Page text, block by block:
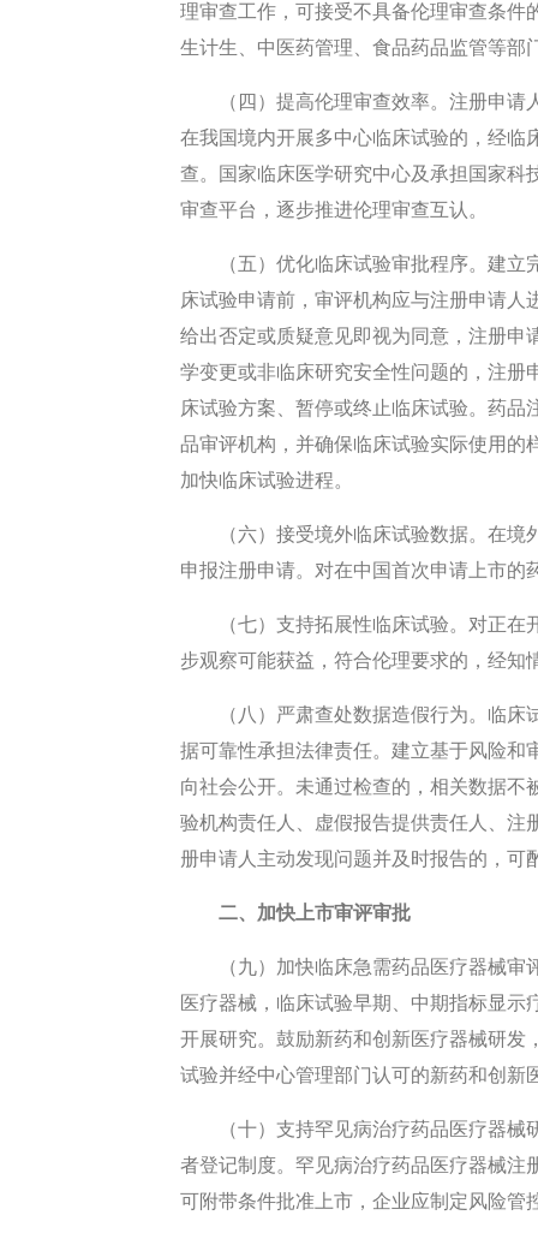
理审查工作，可接受不具备伦理审查条件
生计生、中医药管理、食品药品监管等部
（四）提高伦理审查效率。注册申
在我国境内开展多中心临床试验的，经临
查。国家临床医学研究中心及承担国家科
审查平台，逐步推进伦理审查互认。
（五）优化临床试验审批程序。建
床试验申请前，审评机构应与注册申请
给出否定或质疑意见即视为同意，注册申
学变更或非临床研究安全性问题的，注册
床试验方案、暂停或终止临床试验。药
品审评机构，并确保临床试验实际使用的
加快临床试验进程。
（六）接受境外临床试验数据。在
申报注册申请。对在中国首次申请上市
（七）支持拓展性临床试验。对正
步观察可能获益，符合伦理要求的，经
（八）严肃查处数据造假行为。临
据可靠性承担法律责任。建立基于风险和
向社会公开。未通过检查的，相关数据
验机构责任人、虚假报告提供责任人、注
册申请人主动发现问题并及时报告的，可
二、加快上市审评审批
（九）加快临床急需药品医疗器械
医疗器械，临床试验早期、中期指标显
开展研究。鼓励新药和创新医疗器械研发
试验并经中心管理部门认可的新药和创新
（十）支持罕见病治疗药品医疗器
者登记制度。罕见病治疗药品医疗器械注
可附带条件批准上市，企业应制定风险管